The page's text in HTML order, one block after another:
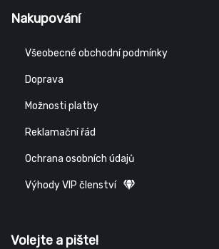
Nakupování
Všeobecné obchodní podmínky
Doprava
Možnosti platby
Reklamační řád
Ochrana osobních údajů
Výhody VIP členství
Volejte a pište!